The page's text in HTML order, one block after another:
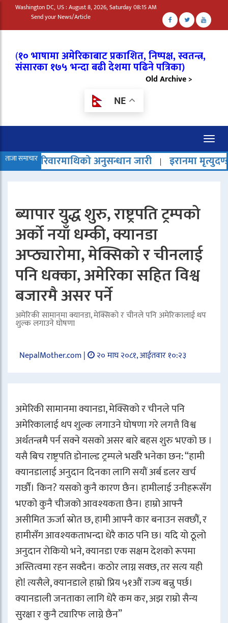
Washington DC, US : August 8, 2026, Saturday 08:15 AM
Send your News/Article
(१० भाषामा अमेरिकाबाट प्रकाशित, निष्पक्ष, स्वतन्त्र,
संसारका १७५ भन्दा बढी देशमा पढिने पत्रिका)
Old Archive >
NE
ताजा समाचारअनुसन्धान जारी | इरानमा मृत्युदण्ड बढेको भन्दै
ब्यापार युद्ध शुरु, राष्ट्रपति ट्रम्पको
अर्को नयाँ धम्की, क्यानडा
अप्ठ्यारोमा, मेक्सिको र चीनलाई
पनि धक्का, अमेरिका सहित विश्व
बजारमै असर पर्ने
अमेरिकी सामानमा क्यानडा, मेक्सिको र चीनले पनि अमेरिकालाई थप
शुल्क लगाउने घोषणा
NepalMother.com | २० माघ २०८१, आईतवार १०:२३
अमेरिकी सामानमा क्यानडा, मेक्सिको र चीनले पनि
अमेरिकालाई थप शुल्क लगाउने घोषणा गरे लगत्तै विश्व
अर्थतन्त्रमै पर्न सक्ने यसको असर बारे बहस शुरु भएको छ ।
यसै बिच राष्ट्रपति डोनाल्ड ट्रम्पले भर्खरै भनेका छन: “हामी
क्यानडालाई अनुदान दिनका लागि सयौं अर्ब डलर खर्च
गर्छौं। किन? यसको कुनै कारण छैन। हामीलाई उनीहरूसँग
भएको कुनै चीजको आवश्यकता छैन। हाम्रो आफ्नै
असीमित ऊर्जा स्रोत छ, हामी आफ्नै कार बनाउन सक्छौं, र
हामीसँग आवश्यकताभन्दा धेरै काठ पनि छ। यदि यो ठूलो
अनुदान रोकियो भने, क्यानडा एक सक्षम देशको रूपमा
अस्तित्वमा रहन सक्दैन। कठोर लाग्न सक्छ, तर सत्य यही
हो! त्यसैले, क्यानडाले हाम्रो प्रिय ५१औं राज्य बन्नु पर्छ।
क्यानडाली जनताका लागि धेरै कम कर, अझ राम्रो सैन्य
सुरक्षा र कुनै ट्यारिफ लाग्ने छैन”